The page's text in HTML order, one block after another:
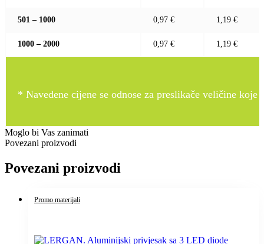
501 – 1000 0,97 € 1,19 €
1000 – 2000 0,97 € 1,19 €
* Navedene cijene se odnose za preslikače veličine
Moglo bi Vas zanimati
Povezani proizvodi
Povezani proizvodi
Promo materijali